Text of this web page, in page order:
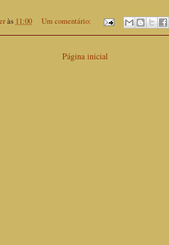
às 11:00 Um comentário:
Página inicial